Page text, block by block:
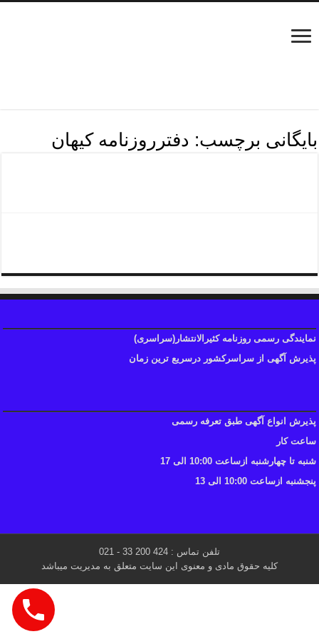
بایگانی برچسب: دفترروزنامه کیهان
نمایندگی رسمی روزنامه کثیرالانتشار(سراسری)
پذیرش آگهی از سراسرکشور درسریع ترین زمان
پذیرش انواع آگهی طبق تعرفه رسمی
ساعت کار
شنبه تا چهارشنبه ازساعت 10:00 الی 17
پنجشنبه ازساعت 10:00 الی 13
تلفن تماس : 424 200 33 - 021
کلیه حقوق مادی و معنوی این سایت متعلق به مدیریت میباشد